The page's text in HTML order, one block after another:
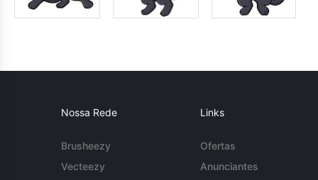
Nossa Rede
Brusheezy
Vecteezy
Links
Ofertas
Anunciantes